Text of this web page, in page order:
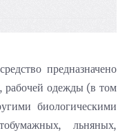
средство предназначено
рабочей одежды (в том
биологическими
льняных,